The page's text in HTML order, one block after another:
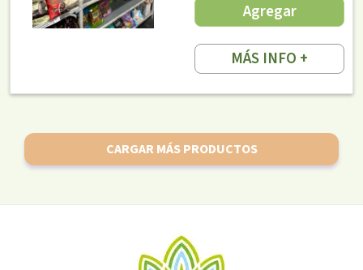
Agregar
MÁS INFO +
CARGAR MÁS PRODUCTOS